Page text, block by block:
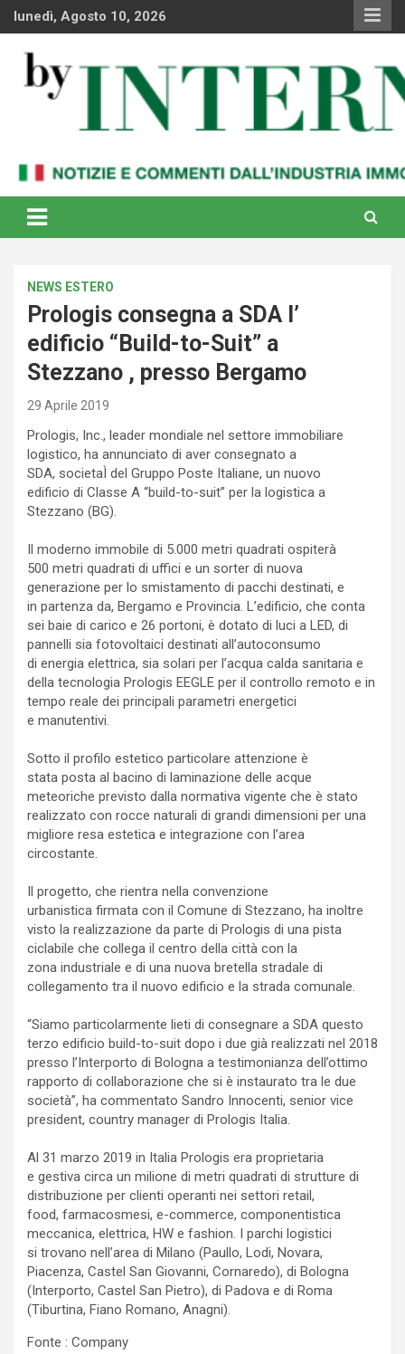
Skiplunedì, Agosto 10, 2026
By Internews
internazionale
NEWS ESTERO
Prologis consegna a SDA l’
edificio “Build-to-Suit” a
Stezzano , presso Bergamo
29 Aprile 2019
Prologis, Inc., leader mondiale nel settore immobiliare
logistico, ha annunciato di aver consegnato a
SDA, societaÌ del Gruppo Poste Italiane, un nuovo
edificio di Classe A “build-to-suit” per la logistica a
Stezzano (BG).
Il moderno immobile di 5.000 metri quadrati ospiterà
500 metri quadrati di uffici e un sorter di nuova
generazione per lo smistamento di pacchi destinati, e
in partenza da, Bergamo e Provincia. L’edificio, che conta
sei baie di carico e 26 portoni, è dotato di luci a LED, di
pannelli sia fotovoltaici destinati all’autoconsumo
di energia elettrica, sia solari per l’acqua calda sanitaria e
della tecnologia Prologis EEGLE per il controllo remoto e in
tempo reale dei principali parametri energetici
e manutentivi.
Sotto il profilo estetico particolare attenzione è
stata posta al bacino di laminazione delle acque
meteoriche previsto dalla normativa vigente che è stato
realizzato con rocce naturali di grandi dimensioni per una
migliore resa estetica e integrazione con l’area
circostante.
Il progetto, che rientra nella convenzione
urbanistica firmata con il Comune di Stezzano, ha inoltre
visto la realizzazione da parte di Prologis di una pista
ciclabile che collega il centro della città con la
zona industriale e di una nuova bretella stradale di
collegamento tra il nuovo edificio e la strada comunale.
“Siamo particolarmente lieti di consegnare a SDA questo
terzo edificio build-to-suit dopo i due già realizzati nel 2018
presso l’Interporto di Bologna a testimonianza dell’ottimo
rapporto di collaborazione che si è instaurato tra le due
società”, ha commentato Sandro Innocenti, senior vice
president, country manager di Prologis Italia.
Al 31 marzo 2019 in Italia Prologis era proprietaria
e gestiva circa un milione di metri quadrati di strutture di
distribuzione per clienti operanti nei settori retail,
food, farmacosmesi, e-commerce, componentistica
meccanica, elettrica, HW e fashion. I parchi logistici
si trovano nell’area di Milano (Paullo, Lodi, Novara,
Piacenza, Castel San Giovanni, Cornaredo), di Bologna
(Interporto, Castel San Pietro), di Padova e di Roma
(Tiburtina, Fiano Romano, Anagni).
Fonte : Company